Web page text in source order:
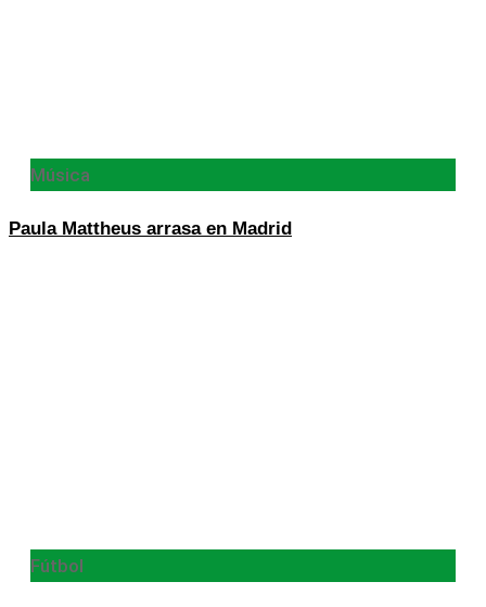
Música
Paula Mattheus arrasa en Madrid
Fútbol